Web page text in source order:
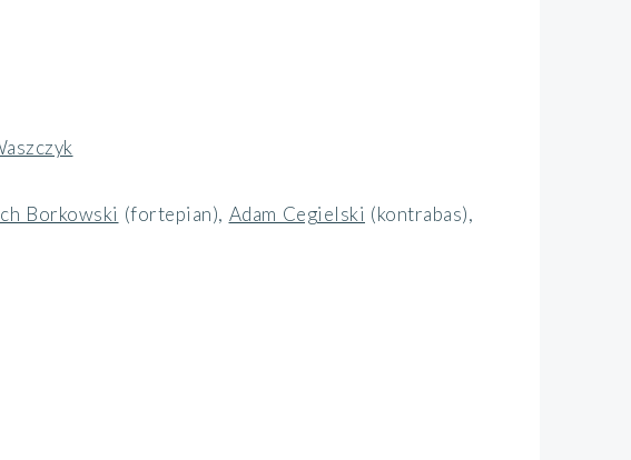
Borkowski (fortepian), Adam Cegielski (kontrabas),